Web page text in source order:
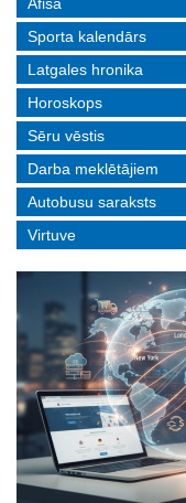
Sporta kalendārs
Latgales hronika
Horoskops
Sēru vēstis
Darba meklētājiem
Autobusu saraksts
Virtuve